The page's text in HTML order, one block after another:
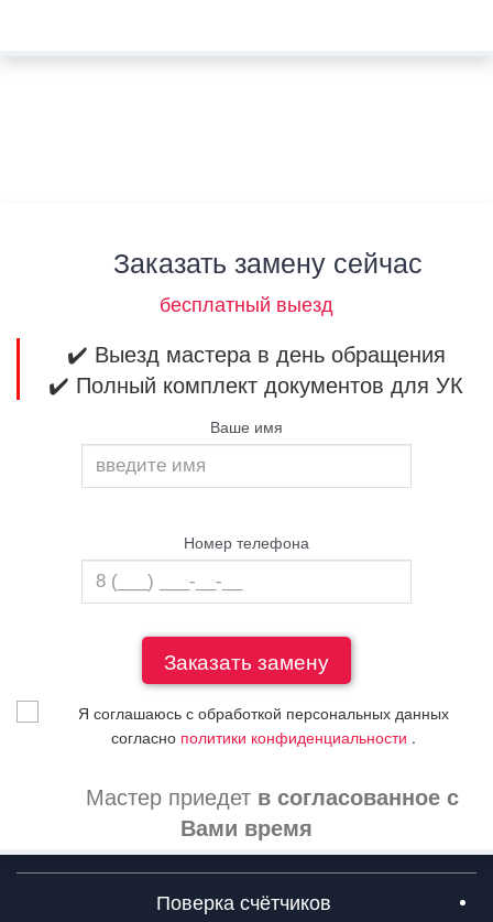
Заказать замену сейчас
бесплатный выезд
✔️ Выезд мастера в день обращения
✔️ Полный комплект документов для УК
Ваше имя
Номер телефона
Я соглашаюсь с обработкой персональных данных
согласно политики конфиденциальности .
Мастер приедет в согласованное с
Вами время
Поверка счётчиков